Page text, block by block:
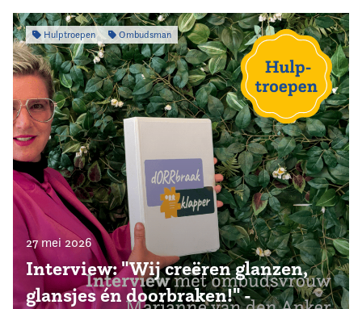
Hulptroepen Ombudsman
27 mei 2026
Interview: "Wij creëren glanzen,
glansjes én doorbraken!" -